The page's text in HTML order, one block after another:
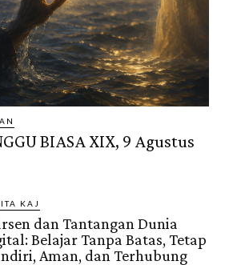
BIASA XIX, 9 Agustus
KAJ
dan Tantangan Dunia
Belajar Tanpa Batas, Tetap
Aman, dan Terhubung